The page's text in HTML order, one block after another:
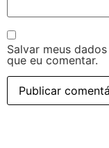
Salvar meus
que eu comentar.